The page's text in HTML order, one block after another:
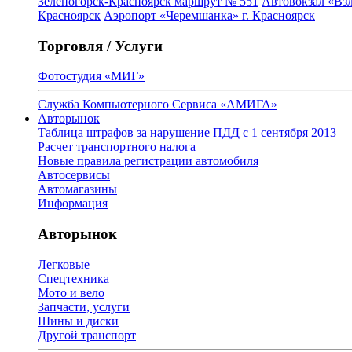
Красноярск Аэропорт «Черемшанка» г. Красноярск
Торговля / Услуги
Фотостудия «МИГ»
Служба Компьютерного Сервиса «АМИГА»
Авторынок
Таблица штрафов за нарушение ПДД с 1 сентября 2013
Расчет транспортного налога
Новые правила регистрации автомобиля
Автосервисы
Автомагазины
Информация
Авторынок
Легковые
Спецтехника
Мото и вело
Запчасти, услуги
Шины и диски
Другой транспорт